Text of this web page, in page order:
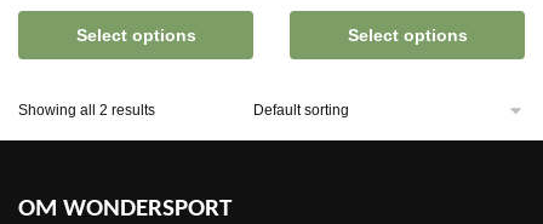
Select options Select options
Showing all 2 results
OM WONDERSPORT